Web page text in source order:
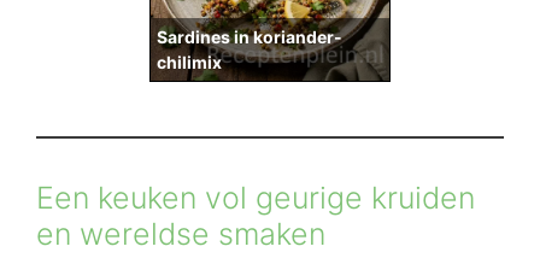
Sardines in koriander-
chilimix
Een keuken vol geurige kruiden
en wereldse smaken